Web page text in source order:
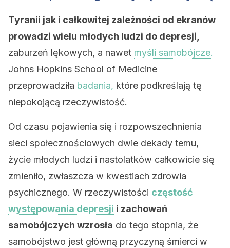
Tyranii jak i całkowitej zależności od ekranów
prowadzi wielu młodych ludzi do depresji,
zaburzeń lękowych, a nawet myśli samobójcze.
Johns Hopkins School of Medicine
przeprowadziła badania, które podkreślają tę
niepokojącą rzeczywistość.
Od czasu pojawienia się i rozpowszechnienia
sieci społecznościowych dwie dekady temu,
życie młodych ludzi i nastolatków całkowicie się
zmieniło, zwłaszcza w kwestiach zdrowia
psychicznego. W rzeczywistości częstość
występowania depresji i zachowań
samobójczych wzrosła do tego stopnia, że
samobójstwo jest główną przyczyną śmierci w